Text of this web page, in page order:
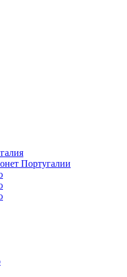
Португалии